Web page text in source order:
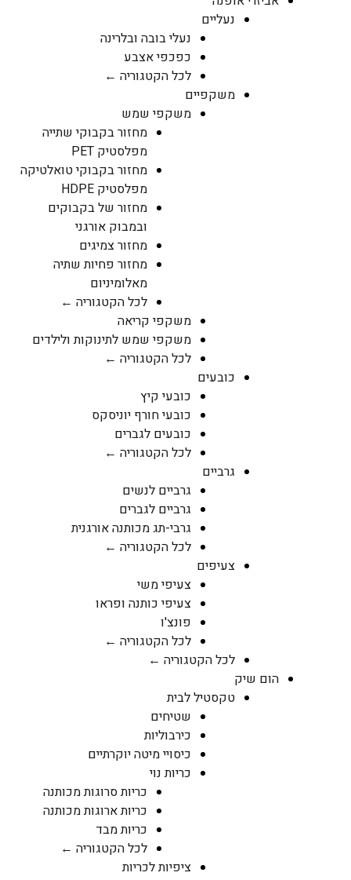
נעליים
נעלי בובה ובלרינה
כפכפי אצבע
לכל הקטגוריה ←
משקפיים
משקפי שמש
מחזור בקבוקי שתייה
מפלסטיק PET
מחזור בקבוקי טואלטיקה
מפלסטיק HDPE
מחזור של בקבוקים
ובמבוק אורגני
מחזור צמיגים
מחזור פחיות שתיה
מאלומיניום
לכל הקטגוריה ←
משקפי קריאה
משקפי שמש לתינוקות ולילדים
לכל הקטגוריה ←
כובעים
כובעי קיץ
כובעי חורף יוניסקס
כובעים לגברים
לכל הקטגוריה ←
גרביים
גרביים לנשים
גרביים לגברים
גרבי-תג מכותנה אורגנית
לכל הקטגוריה ←
צעיפים
צעיפי משי
צעיפי כותנה ופראו
פונצ'ו
לכל הקטגוריה ←
לכל הקטגוריה ←
הום שיק
טקסטיל לבית
שטיחים
כירבוליות
כיסויי מיטה יוקרתיים
כריות נוי
כריות סרוגות מכותנה
כריות ארוגות מכותנה
כריות מבד
לכל הקטגוריה ←
ציפיות לכריות